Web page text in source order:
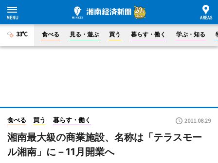
33°C 食べる 見る・遊ぶ 買う 暮らす・働く 学ぶ・知る
食べる 買う 暮らす・働く 2011.08.29
湘南最大級の商業施設、名称は「テラスモー
ル湘南」に－11月開業へ